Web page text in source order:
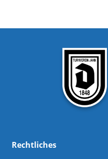
Rechtliches